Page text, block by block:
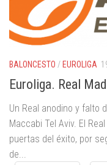
BALONCESTO / EUROLIGA
Euroliga. Real
Un Real anodino y falto
Maccabi Tel Aviv. El
puertas del éxito, por
de...